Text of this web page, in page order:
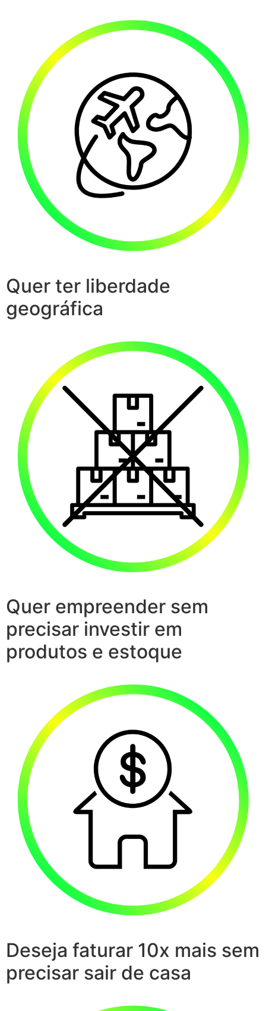
Quer ter liberdade
geográfica
Quer empreender sem
precisar investir em
produtos e estoque
Deseja faturar 10x mais sem
precisar sair de casa